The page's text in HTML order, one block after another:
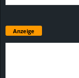
Anzeige